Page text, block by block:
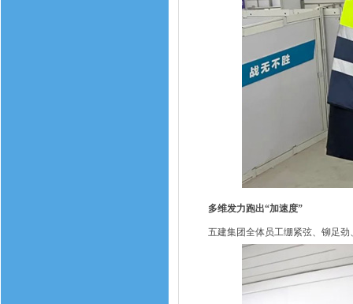
多维发力跑出“加速度”
五建集团全体员工绷紧弦、铆足劲